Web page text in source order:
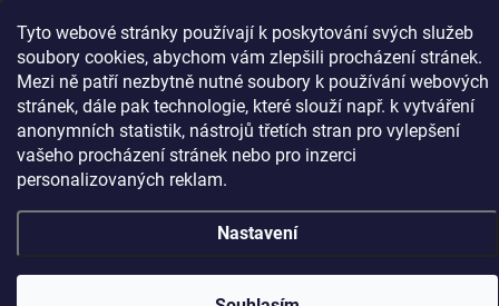
Tyto webové stránky používají k poskytování svých služeb
soubory cookies, abychom vám zlepšili procházení stránek.
Mezi ně patří nezbytně nutné soubory k používání webových
stránek, dále pak technologie, které slouží např. k vytváření
anonymních statistik, nástrojů třetích stran pro vylepšení
vašeho procházení stránek nebo pro inzerci
personalizovaných reklam.
Nastavení
https://www.youtube.com/channel/
Copyright 2026Hedva ČESKÝ BROKÁT . Všechna práva vyhrazena.Upravit
nastavení cookies